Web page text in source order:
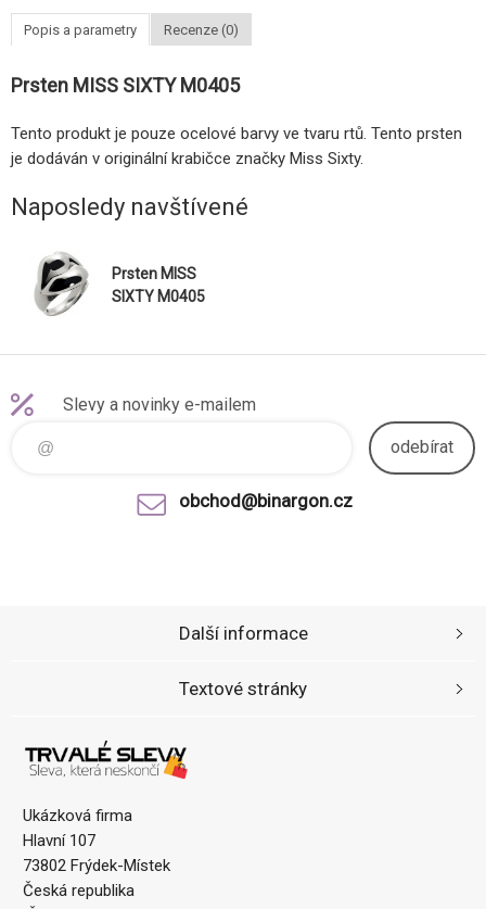
Popis a parametry Recenze (0)
Prsten MISS SIXTY M0405
Tento produkt je pouze ocelové barvy ve tvaru rtů. Tento prsten
je dodáván v originální krabičce značky Miss Sixty.
Naposledy navštívené
Prsten MISS
SIXTY M0405
Slevy a novinky e-mailem
odebírat
obchod@binargon.cz
Ukázková firma
Hlavní 107
73802 Frýdek-Místek
Česká republika
Další informace
Textové stránky